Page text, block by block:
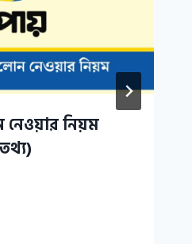
নিয়ম